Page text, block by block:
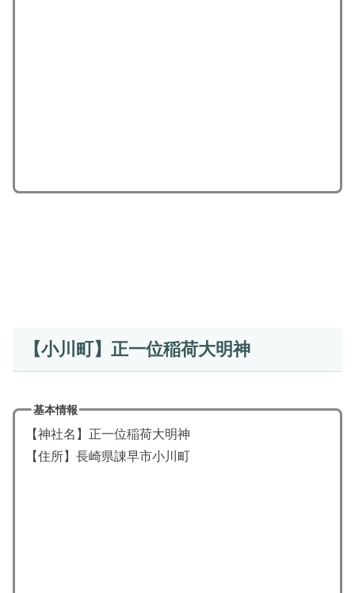
【小川町】正一位稲荷大明神
基本情報
【神社名】正一位稲荷大明神
【住所】長崎県諌早市小川町